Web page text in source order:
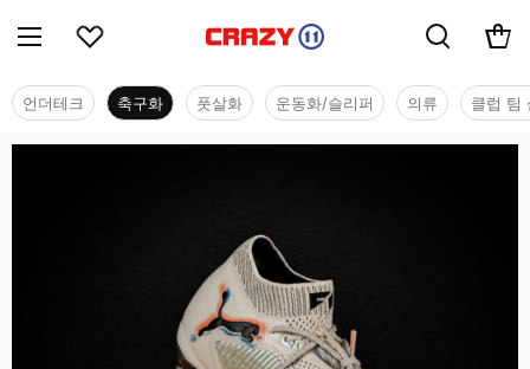
언더테크 축구화 풋살화 운동화/슬리퍼 의류 클럽 팀
축구화